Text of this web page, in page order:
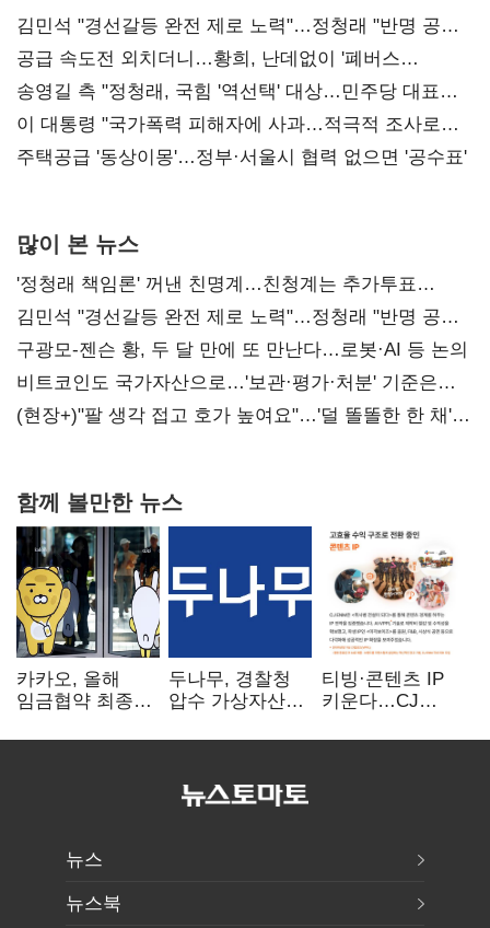
김민석 "경선갈등 완전 제로 노력"…정청래 "반명 공세
사과부터"
공급 속도전 외치더니…황희, 난데없이 '폐버스
리모델링' 제안
송영길 측 "정청래, 국힘 '역선택' 대상…민주당 대표로
총선 지휘 못해"
이 대통령 "국가폭력 피해자에 사과…적극적 조사로
진실 밝혀야"
주택공급 '동상이몽'…정부·서울시 협력 없으면 '공수표'
많이 본 뉴스
'정청래 책임론' 꺼낸 친명계…친청계는 추가투표
때리기
김민석 "경선갈등 완전 제로 노력"…정청래 "반명 공세
사과부터"
구광모-젠슨 황, 두 달 만에 또 만난다…로봇·AI 등 논의
비트코인도 국가자산으로…'보관·평가·처분' 기준은
숙제
(현장+)"팔 생각 접고 호가 높여요"…'덜 똘똘한 한 채'
함께 볼만한 뉴스
카카오, 올해
임금협약 최종
인상·격려금
두나무, 경찰청
압수 가상자산
커스터디 사업
티빙·콘텐츠 IP
키운다…CJ
글로벌 확장 가속
뉴스
뉴스북